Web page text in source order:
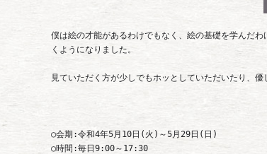
僕は絵の才能があるわけでもなく、絵の基礎を学んだ
くようになりました。
見ていただく方が少しでもホッとしていただいたり、
○会期:令和4年5月10日(火)～5月29日(日)
○時間:毎日9:00～17:30